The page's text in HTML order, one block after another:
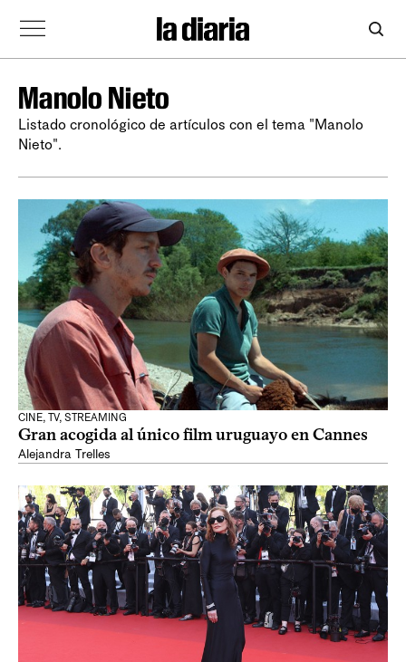
Manolo Nieto
Listado cronológico de artículos con el tema "Manolo
Nieto".
CINE, TV, STREAMING
Gran acogida al único film uruguayo en Cannes
Alejandra Trelles